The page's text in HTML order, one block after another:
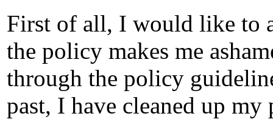
First of all, I would like to
the policy makes me
through the policy
past, I have cleaned up